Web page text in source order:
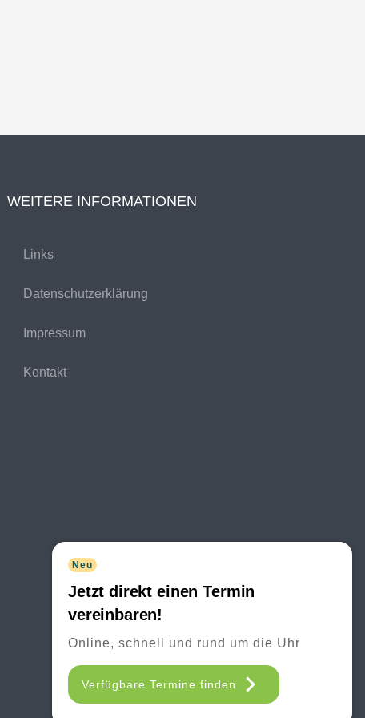
Neu
Jetzt direkt einen Termin
vereinbaren!
Online, schnell und rund um die Uhr
Verfügbare Termine finden
WEITERE INFORMATIONEN
Links
Datenschutzerklärung
Impressum
Kontakt